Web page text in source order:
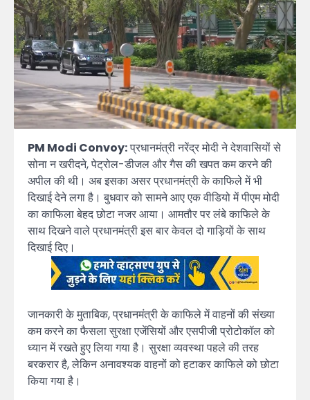
PM Modi Convoy:प्रधानमंत्री नरेंद्र मोदी ने देशवासियों से
सोना न खरीदने, पेट्रोल-डीजल और गैस की खपत कम करने की
अपील की थी। अब इसका असर प्रधानमंत्री के काफिले में भी
दिखाई देने लगा है। बुधवार को सामने आए एक वीडियो में पीएम मोदी
का काफिला बेहद छोटा नजर आया। आमतौर पर लंबे काफिले के
साथ दिखने वाले प्रधानमंत्री इस बार केवल दो गाड़ियों के साथ
दिखाई दिए।
जानकारी के मुताबिक, प्रधानमंत्री के काफिले में वाहनों की संख्या
कम करने का फैसला सुरक्षा एजेंसियों और एसपीजी प्रोटोकॉल को
ध्यान में रखते हुए लिया गया है। सुरक्षा व्यवस्था पहले की तरह
बरकरार है, लेकिन अनावश्यक वाहनों को हटाकर काफिले को छोटा
किया गया है।